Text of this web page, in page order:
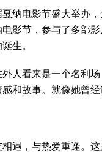
电影节盛大举办，
影节，参与了多部
生。
看来是一个名利场
和故事。就像她曾
，与热爱重逢。这